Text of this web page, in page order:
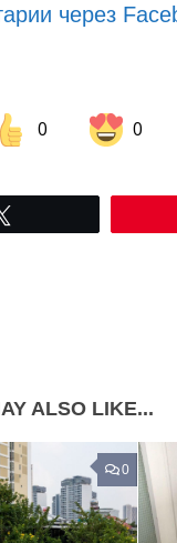
через
0 0
on Facebook
ALSO LIKE...
0